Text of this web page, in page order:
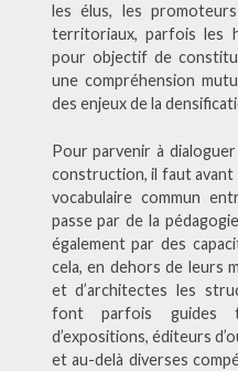
les élus, les
territoriaux, parfois les
pour objectif de
une compréhension
des enjeux de la
Pour parvenir à
construction, il faut
vocabulaire commun
passe par de la
également par des
cela, en dehors de leurs
et d’architectes les
font parfois guides
d’expositions, éditeurs
et au-delà diverses